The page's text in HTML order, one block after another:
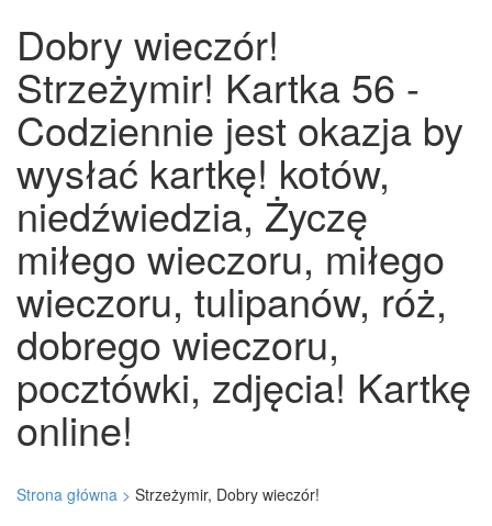
Dobry wieczór!
Strzeżymir! Kartka 56 -
Codziennie jest okazja by
wysłać kartkę! kotów,
niedźwiedzia, Życzę
miłego wieczoru, miłego
wieczoru, tulipanów, róż,
dobrego wieczoru,
pocztówki, zdjęcia! Kartkę
online!
Strona główna > Strzeżymir, Dobry wieczór!